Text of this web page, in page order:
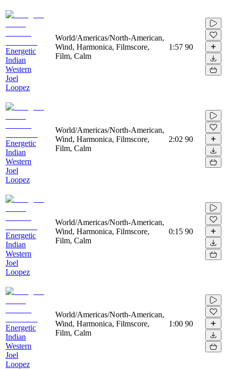
Energetic
Indian
Western
Joel
Loopez
World/Americas/North-American,
Wind, Harmonica, Filmscore,
Film, Calm
1:57 90
Energetic
Indian
Western
Joel
Loopez
World/Americas/North-American,
Wind, Harmonica, Filmscore,
Film, Calm
2:02 90
Energetic
Indian
Western
Joel
Loopez
World/Americas/North-American,
Wind, Harmonica, Filmscore,
Film, Calm
0:15 90
Energetic
Indian
Western
Joel
Loopez
World/Americas/North-American,
Wind, Harmonica, Filmscore,
Film, Calm
1:00 90